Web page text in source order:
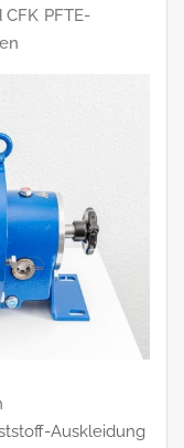
CFK PFTE-
Auskleidung